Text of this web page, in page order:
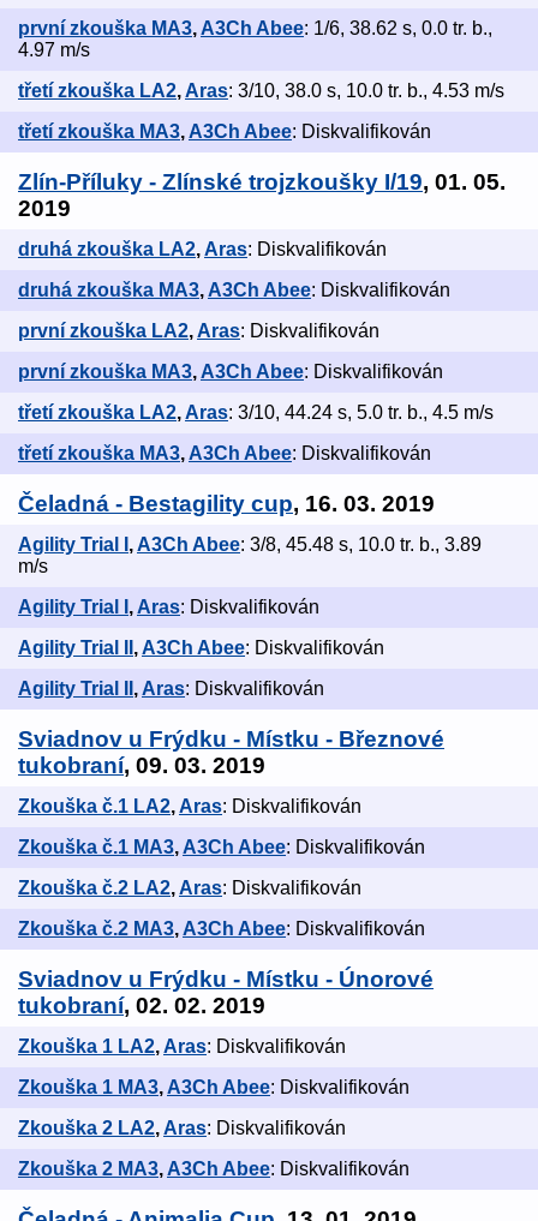
první zkouška MA3, A3Ch Abee: 1/6, 38.62 s, 0.0 tr. b.,
4.97 m/s
třetí zkouška LA2,Aras: 3/10, 38.0 s, 10.0 tr. b., 4.53 m/s
třetí zkouška MA3, A3Ch Abee: Diskvalifikován
Zlín-Příluky - Zlínské trojzkoušky I/19, 01. 05.
2019
druhá zkouška LA2,Aras: Diskvalifikován
druhá zkouška MA3, A3Ch Abee: Diskvalifikován
první zkouška LA2,Aras: Diskvalifikován
první zkouška MA3, A3Ch Abee: Diskvalifikován
třetí zkouška LA2,Aras: 3/10, 44.24 s, 5.0 tr. b., 4.5 m/s
třetí zkouška MA3, A3Ch Abee: Diskvalifikován
Čeladná - Bestagility cup, 16. 03. 2019
Agility Trial I ,A3Ch Abee: 3/8, 45.48 s, 10.0 tr. b., 3.89
m/s
Agility Trial I , Aras: Diskvalifikován
Agility Trial II ,A3Ch Abee: Diskvalifikován
Agility Trial II , Aras: Diskvalifikován
Sviadnov u Frýdku - Místku - Březnové
tukobraní, 09. 03. 2019
Zkouška č.1 LA2,Aras: Diskvalifikován
Zkouška č.1 MA3, A3Ch Abee: Diskvalifikován
Zkouška č.2 LA2,Aras: Diskvalifikován
Zkouška č.2 MA3, A3Ch Abee: Diskvalifikován
Sviadnov u Frýdku - Místku - Únorové
tukobraní, 02. 02. 2019
Zkouška 1 LA2,Aras: Diskvalifikován
Zkouška 1 MA3, A3Ch Abee: Diskvalifikován
Zkouška 2 LA2,Aras: Diskvalifikován
Zkouška 2 MA3, A3Ch Abee: Diskvalifikován